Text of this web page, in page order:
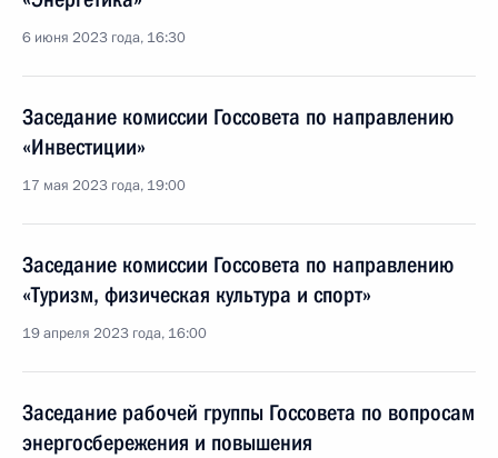
6 июня 2023 года, 16:30
Заседание комиссии Госсовета по направлению
«Инвестиции»
17 мая 2023 года, 19:00
Заседание комиссии Госсовета по направлению
«Туризм, физическая культура и спорт»
19 апреля 2023 года, 16:00
Заседание рабочей группы Госсовета по вопросам
энергосбережения и повышения